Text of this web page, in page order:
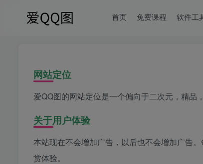
首页 免费课程 软件工
网站定位
爱QQ图的网站定位是一个偏向于二次元，精品
关于用户体验
本站现在不会增加广告，以后也不会增加广告
赏体验。